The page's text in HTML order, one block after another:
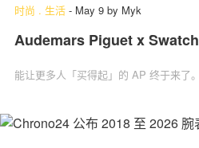
时尚 . 生活 - May 9 by Myk
Audemars Piguet x
能让更多人「买得起」的 AP 终于来了。